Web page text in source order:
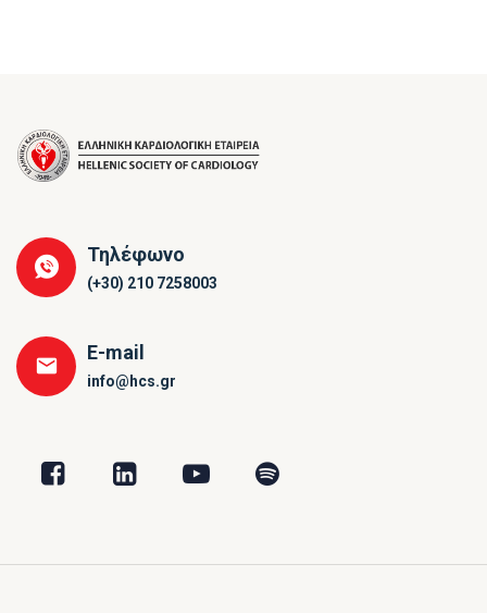
Τηλέφωνο
(+30) 210 7258003
E-mail
info@hcs.gr